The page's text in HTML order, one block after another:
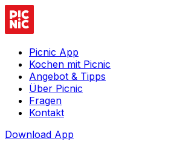
Picnic App
Kochen mit Picnic
Angebot & Tipps
Über Picnic
Fragen
Kontakt
Download App